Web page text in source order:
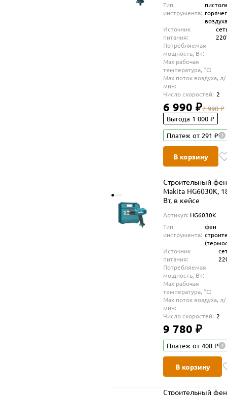
Тип
инструмента:
Источник
питания:
Потребляемая
мощность, Вт:
Max рабочая
температура, °С:
Max поток воздуха, л/
мин:
Число скоростей: 2
6 990 ₽7 990 ₽
Выгода 1 000 ₽
Платеж от 291 ₽
В корзину
Строительный фен
Makita HG6030K,
Вт, в кейсе
Артикул: HG6030K
Тип
инструмента:
фен
Источник
питания:
Потребляемая
мощность, Вт:
Max рабочая
температура, °С:
Max поток воздуха, л/
мин:
Число скоростей: 2
9 780 ₽
Платеж от 408 ₽
В корзину
Строительный фен